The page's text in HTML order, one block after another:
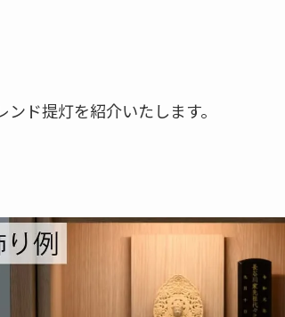
ド提灯を紹介いたします。